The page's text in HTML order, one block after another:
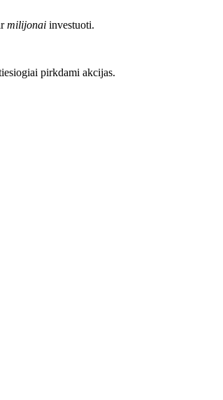
milijonai investuoti.
pirkdami akcijas.